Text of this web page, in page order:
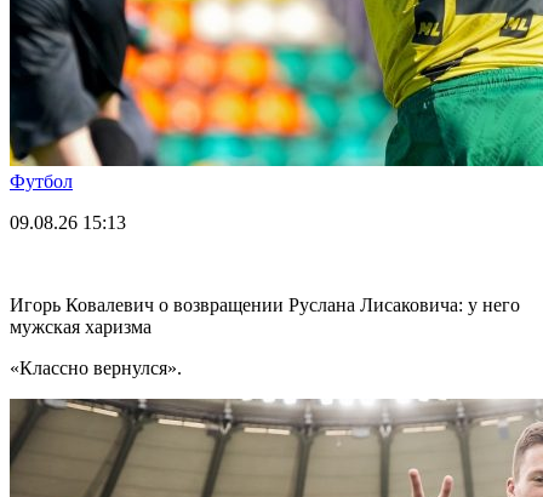
Футбол
09.08.26 15:13
Игорь Ковалевич о возвращении Руслана Лисаковича: у него
мужская харизма
«Классно вернулся».